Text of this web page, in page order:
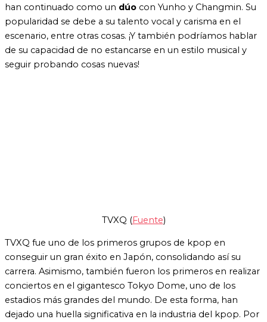
han continuado como un dúo con Yunho y Changmin. Su
popularidad se debe a su talento vocal y carisma en el
escenario, entre otras cosas. ¡Y también podríamos hablar
de su capacidad de no estancarse en un estilo musical y
seguir probando cosas nuevas!
TVXQ (Fuente)
TVXQ fue uno de los primeros grupos de kpop en
conseguir un gran éxito en Japón, consolidando así su
carrera. Asimismo, también fueron los primeros en realizar
conciertos en el gigantesco Tokyo Dome, uno de los
estadios más grandes del mundo. De esta forma, han
dejado una huella significativa en la industria del kpop. Por